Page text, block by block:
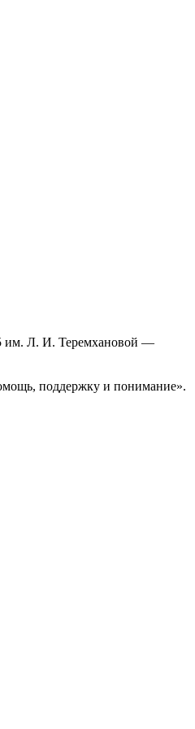
им. Л. И. Теремхановой —
поддержку и понимание».